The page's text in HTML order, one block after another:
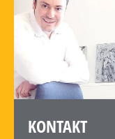
KONTAKT